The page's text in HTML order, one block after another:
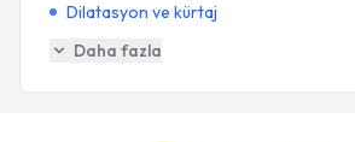
Dilatasyon ve kürtaj
Daha fazla